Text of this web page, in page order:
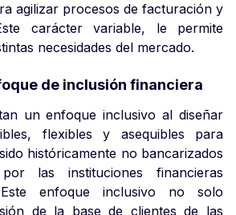
agilizar procesos de facturación y
carácter variable, le permite
necesidades del mercado.
de inclusión financiera
un enfoque inclusivo al diseñar
flexibles y asequibles para
históricamente no bancarizados
las instituciones financieras
Este enfoque inclusivo no solo
de la base de clientes de las